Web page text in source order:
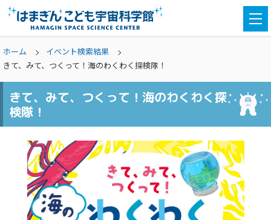
ホーム
イベント検索結果
きて、みて、つくって！海のわくわく探検隊！
きて、みて、つくって！海のわくわく探
検隊！